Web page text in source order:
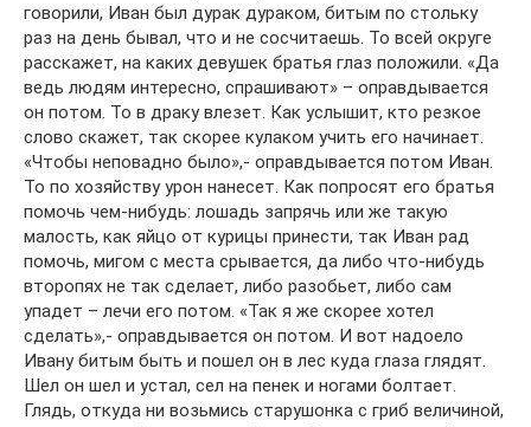
говорили, Иван был дурак дураком, битым по стольку
раз на день бывал, что и не сосчитаешь. То всей округе
расскажет, на каких девушек братья глаз положили. «Да
ведь людям интересно, спрашивают» – оправдывается
он потом. То в драку влезет. Как услышит, кто резкое
слово скажет, так скорее кулаком учить его начинает.
«Чтобы неповадно было»,- оправдывается потом Иван.
То по хозяйству урон нанесет. Как попросят его братья
помочь чем-нибудь: лошадь запрячь или же такую
малость, как яйцо от курицы принести, так Иван рад
помочь, мигом с места срывается, да либо что-нибудь
второпях не так сделает, либо разобьет, либо сам
упадет – лечи его потом. «Так я же скорее хотел
сделать»,- оправдывается он потом. И вот надоело
Ивану битым быть и пошел он в лес куда глаза глядят.
Шел он шел и устал, сел на пенек и ногами болтает.
Глядь, откуда ни возьмись старушонка с гриб величиной,